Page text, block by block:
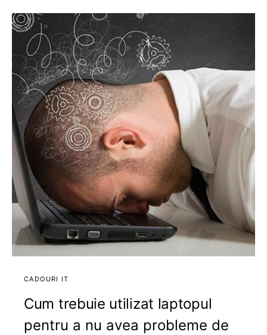
CADOURI IT
Cum trebuie utilizat laptopul
pentru a nu avea probleme de